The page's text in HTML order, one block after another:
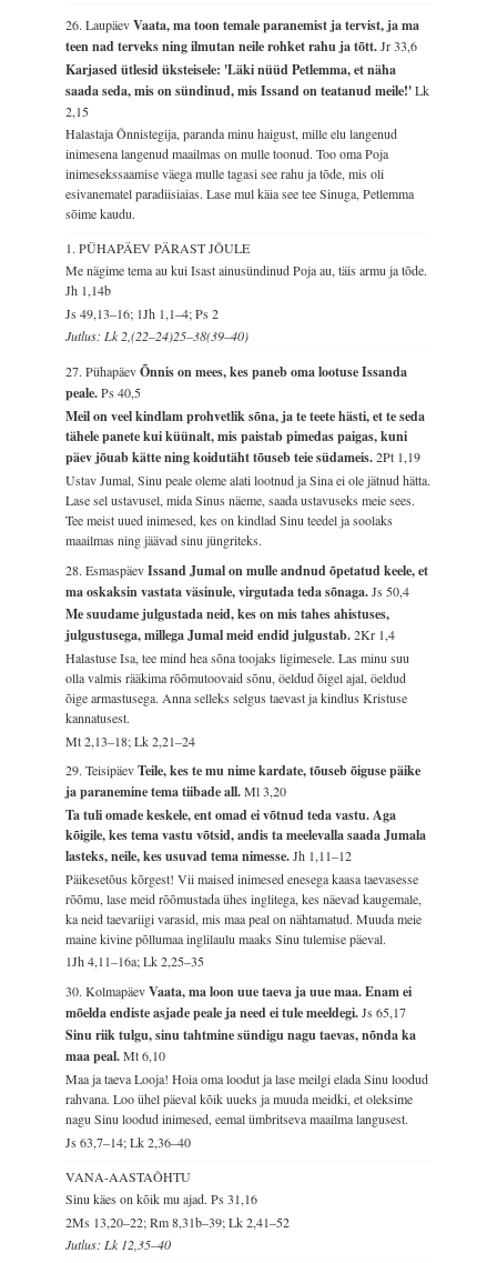
26. LaupäevVaata, ma toon temale paranemist ja tervist, ja ma
teen nad terveks ning ilmutan neile rohket rahu ja tõtt.Jr 33,6
Karjased ütlesid üksteisele: 'Läki nüüd Petlemma, et näha
saada seda, mis on sündinud, mis Issand on teatanud meile!'Lk
2,15
Halastaja Õnnistegija, paranda minu haigust, mille elu langenud
inimesena langenud maailmas on mulle toonud. Too oma Poja
inimesekssaamise väega mulle tagasi see rahu ja tõde, mis oli
esivanematel paradiisiaias. Lase mul käia see tee Sinuga, Petlemma
sõime kaudu.
1. PÜHAPÄEV PÄRAST JÕULE
Me nägime tema au kui Isast ainusündinud Poja au, täis armu ja tõde.
Jh 1,14b
Js 49,13–16; 1Jh 1,1–4; Ps 2
Jutlus: Lk 2,(22–24)25–38(39–40)
27. PühapäevÕnnis on mees, kes paneb oma lootuse Issanda
peale.Ps 40,5
Meil on veel kindlam prohvetlik sõna, ja te teete hästi, et te seda
tähele panete kui küünalt, mis paistab pimedas paigas, kuni
päev jõuab kätte ning koidutäht tõuseb teie südameis.2Pt 1,19
Ustav Jumal, Sinu peale oleme alati lootnud ja Sina ei ole jätnud hätta.
Lase sel ustavusel, mida Sinus näeme, saada ustavuseks meie sees.
Tee meist uued inimesed, kes on kindlad Sinu teedel ja soolaks
maailmas ning jäävad sinu jüngriteks.
28. EsmaspäevIssand Jumal on mulle andnud õpetatud keele, et
ma oskaksin vastata väsinule, virgutada teda sõnaga.Js 50,4
Me suudame julgustada neid, kes on mis tahes ahistuses,
julgustusega, millega Jumal meid endid julgustab.2Kr 1,4
Halastuse Isa, tee mind hea sõna toojaks ligimesele. Las minu suu
olla valmis rääkima rõõmutoovaid sõnu, öeldud õigel ajal, öeldud
õige armastusega. Anna selleks selgus taevast ja kindlus Kristuse
kannatusest.
Mt 2,13–18; Lk 2,21–24
29. TeisipäevTeile, kes te mu nime kardate, tõuseb õiguse päike
ja paranemine tema tiibade all.Ml 3,20
Ta tuli omade keskele, ent omad ei võtnud teda vastu. Aga
kõigile, kes tema vastu võtsid, andis ta meelevalla saada Jumala
lasteks, neile, kes usuvad tema nimesse.Jh 1,11–12
Päikesetõus kõrgest! Vii maised inimesed enesega kaasa taevasesse
rõõmu, lase meid rõõmustada ühes inglitega, kes näevad kaugemale,
ka neid taevariigi varasid, mis maa peal on nähtamatud. Muuda meie
maine kivine põllumaa inglilaulu maaks Sinu tulemise päeval.
1Jh 4,11–16a; Lk 2,25–35
30. KolmapäevVaata, ma loon uue taeva ja uue maa. Enam ei
mõelda endiste asjade peale ja need ei tule meeldegi.Js 65,17
Sinu riik tulgu, sinu tahtmine sündigu nagu taevas, nõnda ka
maa peal.Mt 6,10
Maa ja taeva Looja! Hoia oma loodut ja lase meilgi elada Sinu loodud
rahvana. Loo ühel päeval kõik uueks ja muuda meidki, et oleksime
nagu Sinu loodud inimesed, eemal ümbritseva maailma langusest.
Js 63,7–14; Lk 2,36–40
VANA-AASTAÕHTU
Sinu käes on kõik mu ajad.Ps 31,16
2Ms 13,20–22; Rm 8,31b–39; Lk 2,41–52
Jutlus: Lk 12,35–40